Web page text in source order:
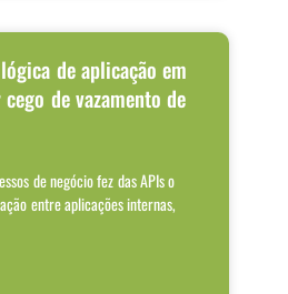
de aplicação em
de vazamento de
de negócio fez das APIs o
entre aplicações internas,